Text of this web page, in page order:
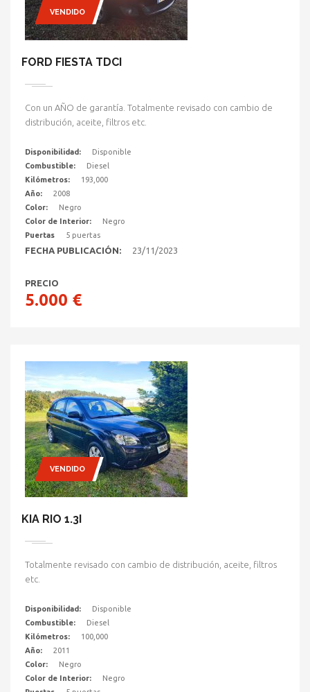
VENDIDO
FORD FIESTA TDCI
Con un AÑO de garantía. Totalmente revisado con cambio de
distribución, aceite, filtros etc.
Disponibilidad:
Disponible
Combustible:
Diesel
Kilómetros:
193,000
Año:
2008
Color:
Negro
Color de Interior:
Negro
Puertas
5 puertas
FECHA PUBLICACIÓN: 23/11/2023
PRECIO
5.000 €
VENDIDO
KIA RIO 1.3I
Totalmente revisado con cambio de distribución, aceite, filtros
etc.
Disponibilidad:
Disponible
Combustible:
Diesel
Kilómetros:
100,000
Año:
2011
Color:
Negro
Color de Interior:
Negro